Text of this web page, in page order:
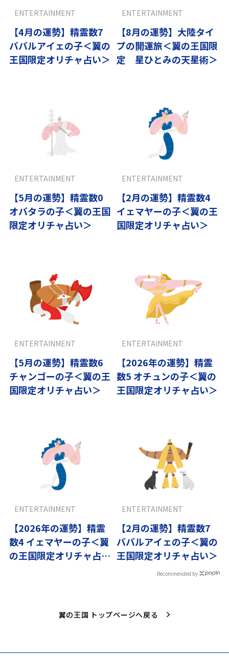
【4月の運勢】精霊数7
ババルアイェの子＜翼の
王国限定オリチャ占い＞
ENTERTAINMENT
【8月の運勢】大陸タイ
プの開運旅＜翼の王国限
定 星ひとみの天星術＞
ENTERTAINMENT
【5月の運勢】精霊数0
オバタラの子＜翼の王国
限定オリチャ占い＞
ENTERTAINMENT
【2月の運勢】精霊数4
イェマヤーの子＜翼の王
国限定オリチャ占い＞
ENTERTAINMENT
【5月の運勢】精霊数6
チャンゴーの子＜翼の王
国限定オリチャ占い＞
ENTERTAINMENT
【2026年の運勢】精霊
数5 オチュンの子＜翼の
王国限定オリチャ占い＞
ENTERTAINMENT
【2026年の運勢】精霊
数4 イェマヤーの子＜翼
の王国限定オリチャ占い
ENTERTAINMENT
【2月の運勢】精霊数7
ババルアイェの子＜翼の
王国限定オリチャ占い＞
ENTERTAINMENT
Recommended by
翼の王国 トップページへ戻る